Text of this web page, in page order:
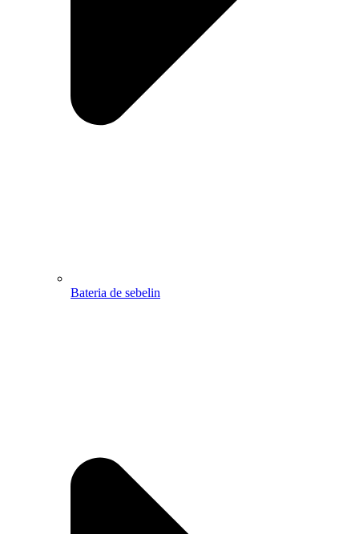
Bateria de sebelin